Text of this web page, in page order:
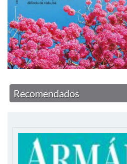
Recomendados